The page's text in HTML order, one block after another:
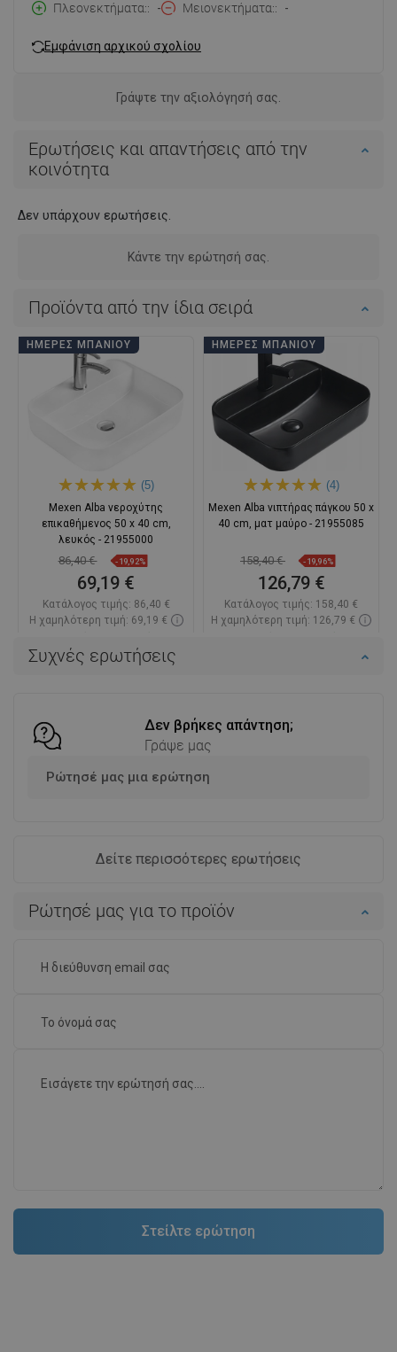
Συχνές ερωτήσεις
Δεν βρήκες απάντηση;
Γράψε μας
Ρώτησέ μας μια ερώτηση
Δείτε περισσότερες ερωτήσεις
Πλεονεκτήματα:
- Μειονεκτήματα: -
Εμφάνιση αρχικού σχολίου
Γράψτε την αξιολόγησή σας.
Ερωτήσεις και απαντήσεις από την
κοινότητα
Δεν υπάρχουν ερωτήσεις.
Κάντε την ερώτησή σας.
Ρώτησέ μας για το προϊόν
Προϊόντα από την ίδια σειρά
ΗΜΈΡΕΣ ΜΠΆΝΙΟΥ
(5)
Mexen Alba νεροχύτης
επικαθήμενος 50 x 40 cm,
λευκός - 21955000
86,40 € -19,92%
69,19 €
Κατάλογος τιμής: 86,40 €
Η χαμηλότερη τιμή: 69,19 €
ΗΜΈΡΕΣ ΜΠΆΝΙΟΥ
(4)
Mexen Alba νιπτήρας πάγκου 50 x
40 cm, ματ μαύρο - 21955085
158,40 € -19,96%
126,79 €
Κατάλογος τιμής: 158,40 €
Η χαμηλότερη τιμή: 126,79 €